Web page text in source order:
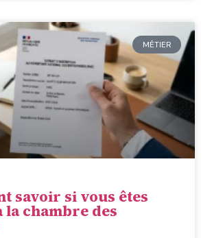
MÉTIER
savoir si vous êtes
chambre des